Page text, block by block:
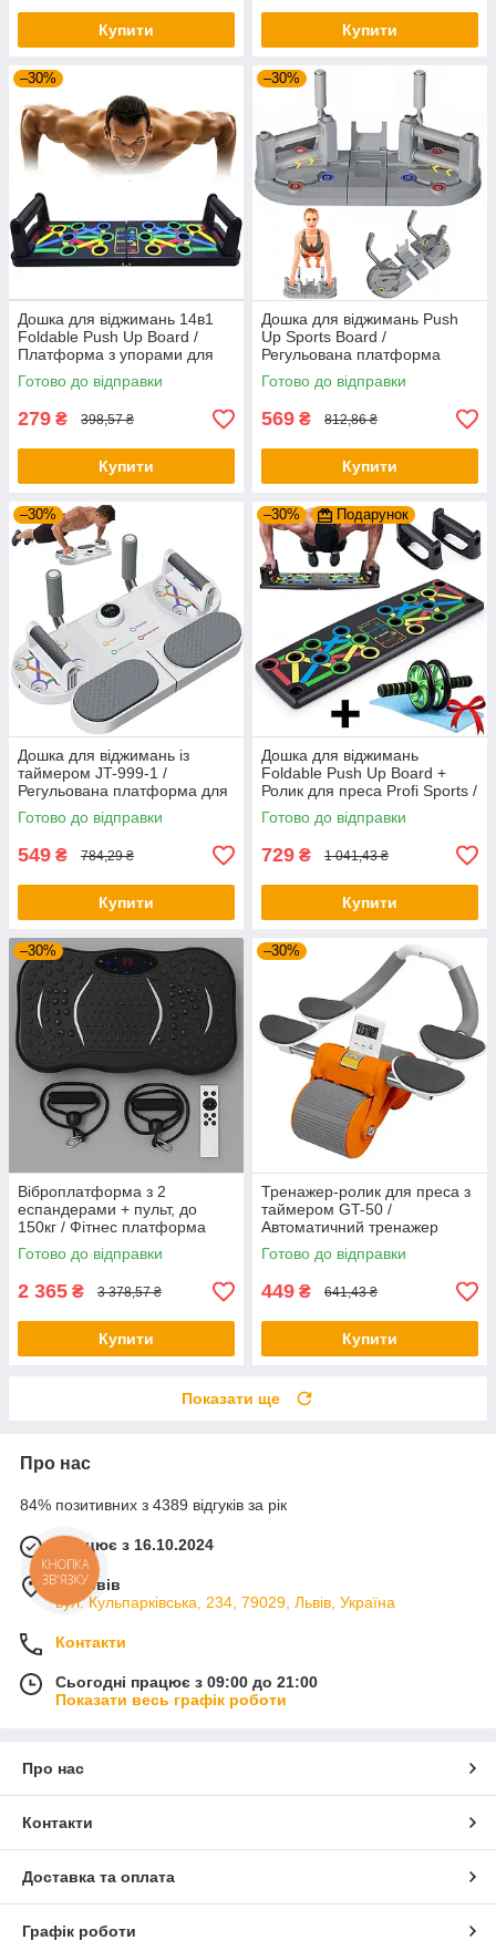
Купити Купити
–30%
Дошка для віджимань 14в1
Foldable Push Up Board /
Платформа з упорами для
віджимань / Тренажер для
віджимання
Готово до відправки
279 ₴ 398,57 ₴
Купити
–30%
Дошка для віджимань Push
Up Sports Board /
Регульована платформа
тренажер для віджимань /
Упори від підлоги
Готово до відправки
569 ₴ 812,86 ₴
Купити
–30%
Дошка для віджимань із
таймером JT-999-1 /
Регульована платформа для
віджимань / Фітнес тренажер
для преса
Готово до відправки
549 ₴ 784,29 ₴
Купити
–30% Подарунок
Дошка для віджимань
Foldable Push Up Board +
Ролик для преса Profi Sports /
Платформа з упорами
Готово до відправки
729 ₴ 1 041,43 ₴
Купити
–30%
Віброплатформа з 2
еспандерами + пульт, до
150кг / Фітнес платформа
для вправ на все тіло
Готово до відправки
2 365 ₴ 3 378,57 ₴
Купити
–30%
Тренажер-ролик для преса з
таймером GT-50 /
Автоматичний тренажер
колесо / Тренажер для преса
Готово до відправки
449 ₴ 641,43 ₴
Купити
Показати ще
Про нас
84% позитивних з 4389 відгуків за рік
Працює з 16.10.2024
м. Львів
вул. Кульпарківська, 234, 79029, Львів, Україна
Контакти
Сьогодні працює з 09:00 до 21:00
Показати весь графік роботи
Про нас
Контакти
Доставка та оплата
Графік роботи
КНОПКА
ЗВ'ЯЗКУ